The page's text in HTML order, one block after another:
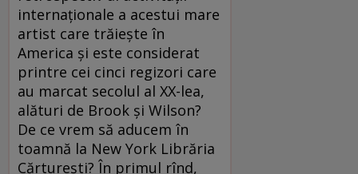
internaţionale a acestui mare
artist care trăieşte în
America şi este considerat
printre cei cinci regizori care
au marcat secolul al XX-lea,
alături de Brook şi Wilson?
De ce vrem să aducem în
toamnă la New York Librăria
Cărtureşti? În primul rînd,